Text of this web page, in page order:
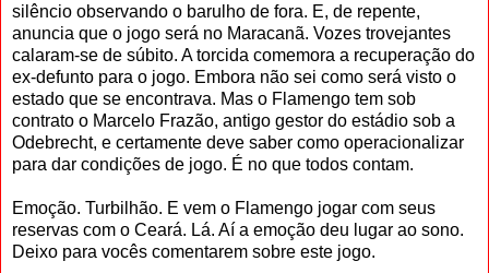
silêncio observando o barulho de fora. E, de repente,
anuncia que o jogo será no Maracanã. Vozes trovejantes
calaram-se de súbito. A torcida comemora a recuperação do
ex-defunto para o jogo. Embora não sei como será visto o
estado que se encontrava. Mas o Flamengo tem sob
contrato o Marcelo Frazão, antigo gestor do estádio sob a
Odebrecht, e certamente deve saber como operacionalizar
para dar condições de jogo. É no que todos contam.
Emoção. Turbilhão. E vem o Flamengo jogar com seus
reservas com o Ceará. Lá. Aí a emoção deu lugar ao sono.
Deixo para vocês comentarem sobre este jogo.